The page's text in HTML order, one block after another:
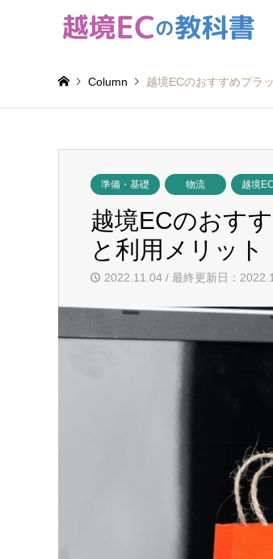
Column 越境ECのおすすめプラ
準備・基礎 物流 越境
越境ECのおす
と利用メリット
2022.11.04 / 最終更新日：